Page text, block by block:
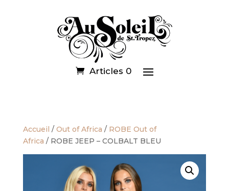
Articles 0
Accueil / Out of Africa / ROBE Out of
Africa / ROBE JEEP – COLBALT BLEU